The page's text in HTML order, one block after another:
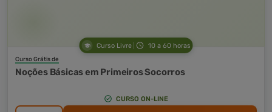
Curso Livre 10 a 60 horas
Curso Grátis de
Noções Básicas em Primeiros Socorros
CURSO ON-LINE